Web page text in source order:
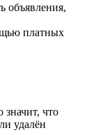
объявления,
платных
что
удалён